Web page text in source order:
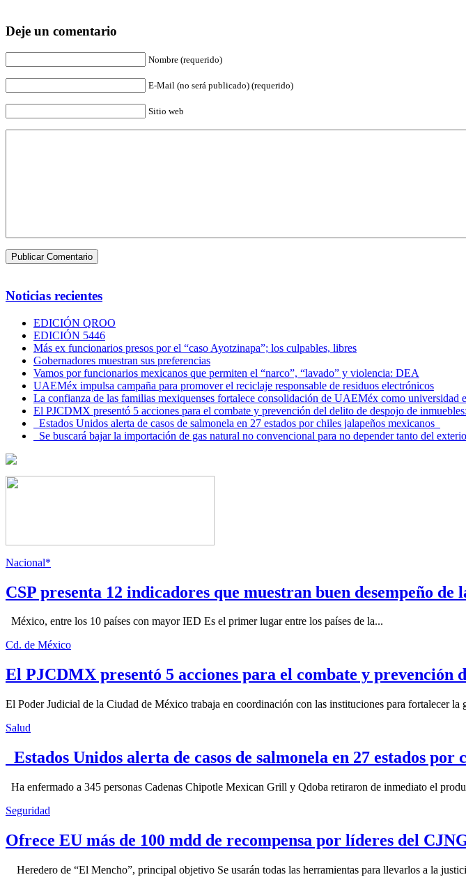
Deje un comentario
Nombre (requerido)
E-Mail (no será publicado) (requerido)
Sitio web
Noticias recientes
EDICIÓN QROO
EDICIÓN 5446
Más ex funcionarios presos por el “caso Ayotzinapa”; los culpables, libres
Gobernadores muestran sus preferencias
Vamos por funcionarios mexicanos que permiten el “narco”, “lavado” y violencia: DEA
UAEMéx impulsa campaña para promover el reciclaje responsable de residuos electrónicos
La confianza de las familias mexiquenses fortalece consolidación de UAEMéx como universidad
El PJCDMX presentó 5 acciones para el combate y prevención del delito de despojo de
Estados Unidos alerta de casos de salmonela en 27 estados por chiles jalapeños mexicanos
Se buscará bajar la importación de gas natural no convencional para no depender tanto del
Nacional*
CSP presenta 12 indicadores que muestran buen desempeño de
México, entre los 10 países con mayor IED Es el primer lugar entre los países de la...
Cd. de México
El PJCDMX presentó 5 acciones para el combate y
El Poder Judicial de la Ciudad de México trabaja en coordinación con las instituciones para fortalecer la
Salud
Estados Unidos alerta de casos de salmonela en 27 estados por
Ha enfermado a 345 personas Cadenas Chipotle Mexican Grill y Qdoba retiraron de inmediato el
Seguridad
Ofrece EU más de 100 mdd de recompensa por líderes del
Heredero de “El Mencho”, principal objetivo Se usarán todas las herramientas para llevarlos a la